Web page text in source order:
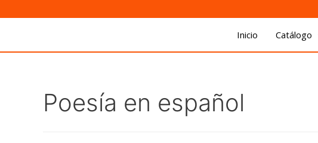
Inicio Catálogo
Poesía en español